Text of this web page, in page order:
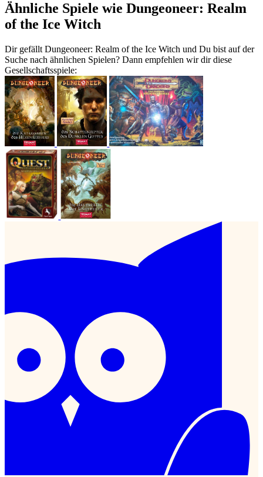
Ähnliche Spiele wie Dungeoneer: Realm
of the Ice Witch
Dir gefällt Dungeoneer: Realm of the Ice Witch und Du bist auf der
Suche nach ähnlichen Spielen? Dann empfehlen wir dir diese
Gesellschaftsspiele: